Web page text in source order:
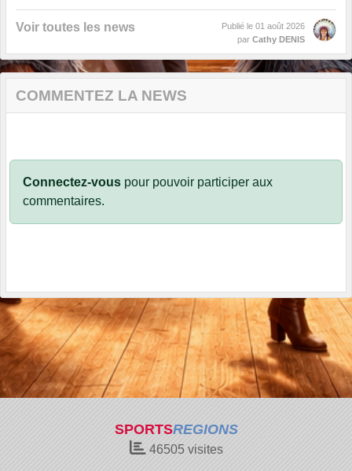
Voir toutes les news Publié le 01 août 2026
par Cathy DENIS
COMMENTEZ LA NEWS
Connectez-vous pour pouvoir participer aux
commentaires.
SPORTSREGIONS
46505visites